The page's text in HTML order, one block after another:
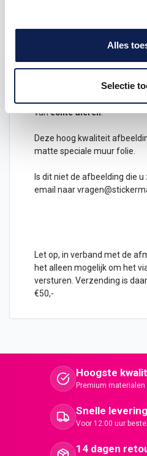
Alles
Selectie
Keuze uit de onderstaande
Deleeuw muursticker
vanechte dieren.
Deze hoog kwaliteit
matte speciale muur folie.
Is dit niet de afbeelding die
email naar
Let op, in verband met de
het alleen mogelijk om het
versturen. Verzending is
€50,-
Hoogste
Premium
Snelle levering
Voor 12:00 uur
14 dagen